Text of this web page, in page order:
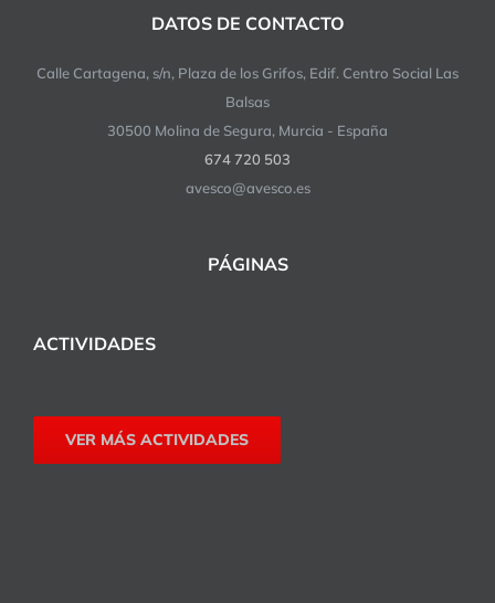
DATOS DE CONTACTO
Calle Cartagena, s/n, Plaza de los Grifos, Edif. Centro Social Las
Balsas
30500 Molina de Segura, Murcia - España
674 720 503
avesco@avesco.es
PÁGINAS
ACTIVIDADES
VER MÁS ACTIVIDADES